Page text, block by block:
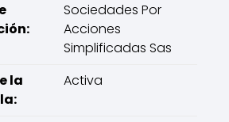
Sociedades Por
Acciones
Simplificadas Sas
la
Activa